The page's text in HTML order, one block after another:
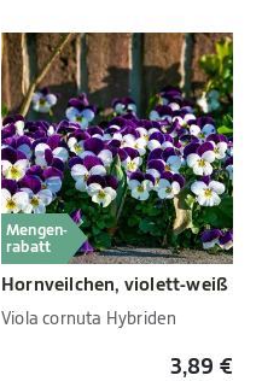
Mengen-
rabatt
Hornveilchen, violett-weiß
Viola cornuta Hybriden
3,89 €